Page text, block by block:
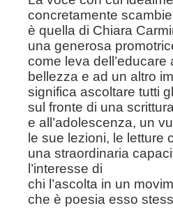
concretamente
è quella di Chiara
una generosa
come leva dell’educare
bellezza e ad un altro
significa ascoltare tutti
sul fronte di una
e all’adolescenza, un
le sue lezioni, le letture
una straordinaria
l’interesse di
chi l’ascolta in un
che è poesia esso